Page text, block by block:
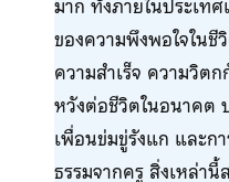
มาก ทั้งภายในประเท
ของความพึงพอใจในชี
ความสำเร็จ ความวิต
หวังต่อชีวิตในอนาคต
เพื่อนข่มขู่รังแก และก
ธรรมจากครู สิ่งเหล่า